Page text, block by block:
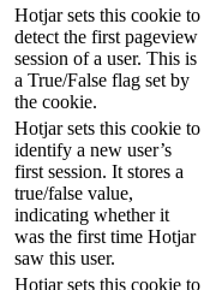
Hotjar sets this cookie to
detect the first pageview
session of a user. This is
a True/False flag set by
the cookie.
Hotjar sets this cookie to
identify a new user’s
first session. It stores a
true/false value,
indicating whether it
was the first time Hotjar
saw this user.
Hotjar sets this cookie to